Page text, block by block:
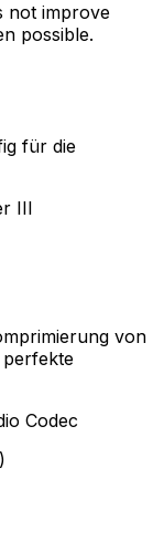
not improve
possible.
für die
III
von
perfekte
Codec